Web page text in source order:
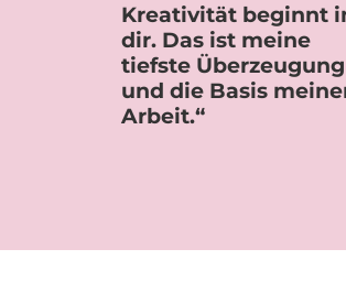
Kreativität beginnt
dir. Das ist meine
tiefste Überzeugung
und die Basis
Arbeit.“